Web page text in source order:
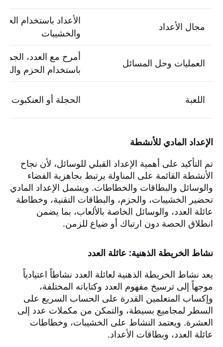
مجال الأعداد
الأعداد باستخدام
والخشيبات
العمليات وحل المسائل
أمرح مع العدد، الجمع
باستخدام الحزم
اللعبة الحجلة أو العنكبوت
الإعداد المادي للأنشطة
تم التأكيد على أهمية الإعداد القبلي للوسائل، لأن نجاح
الأنشطة القائمة على المناولة يرتبط بجاهزية الفضاء
والوسائل والبطاقات والخطاطات. ويشمل الإعداد المادي
تحضير الخشيبات، والحزم، والبطاقات التقنية، وخطاطة
عائلة العدد، والوسائل الخاصة بالألعاب، بما يضمن
انطلاق الحصة دون ارتباك أو ضياع للزمن.
نشاط الخريطة الذهنية: عائلة العدد
يعد نشاط الخريطة الذهنية لعائلة العدد نشاطاً اعتيادياً
موجهاً إلى ترسيخ مفهوم العدد وكتاباته المختلفة،
وإكساب المتعلمين القدرة على الحساب السريع على
السطر لمجاميع بسيطة، والتمكن من مكملات عدد إلى
العشرة. ويعتمد النشاط على الخشيبات، وخطاطات
عائلة العدد، وبطاقات الأعداد.